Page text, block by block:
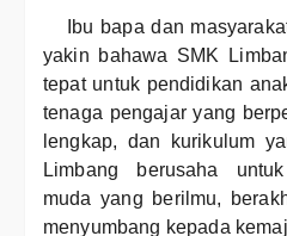
Ibu bapa dan
yakin bahawa SMK
tepat untuk pendidikan
tenaga pengajar yang
lengkap, dan kurikulum
Limbang berusaha
muda yang berilmu,
menyumbang kepada